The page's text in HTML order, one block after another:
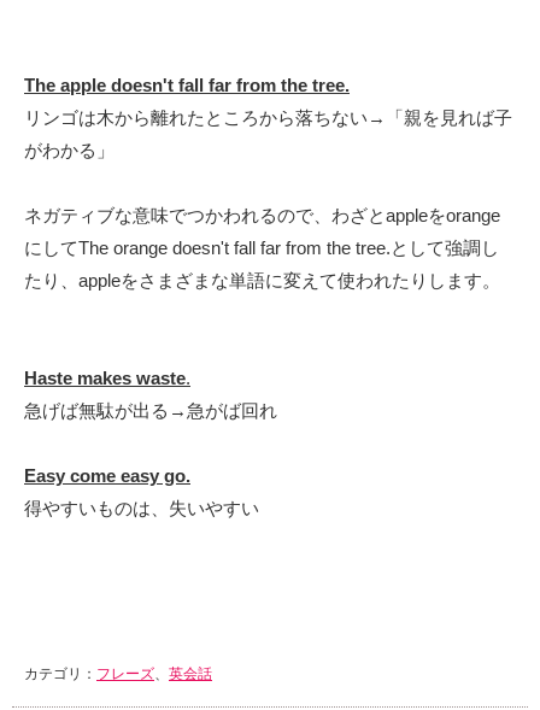
The apple doesn't fall far from the tree.
リンゴは木から離れたところから落ちない→「親を見れば子
がわかる」
ネガティブな意味でつかわれるので、わざとappleをorange
にしてThe orange doesn't fall far from the tree.として強調し
たり、appleをさまざまな単語に変えて使われたりします。
Haste makes waste.
急げば無駄が出る→急がば回れ
Easy come easy go.
得やすいものは、失いやすい
カテゴリ： フレーズ、 英会話